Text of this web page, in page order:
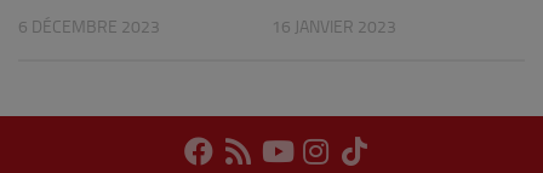
6 DÉCEMBRE 2023 16 JANVIER 2023